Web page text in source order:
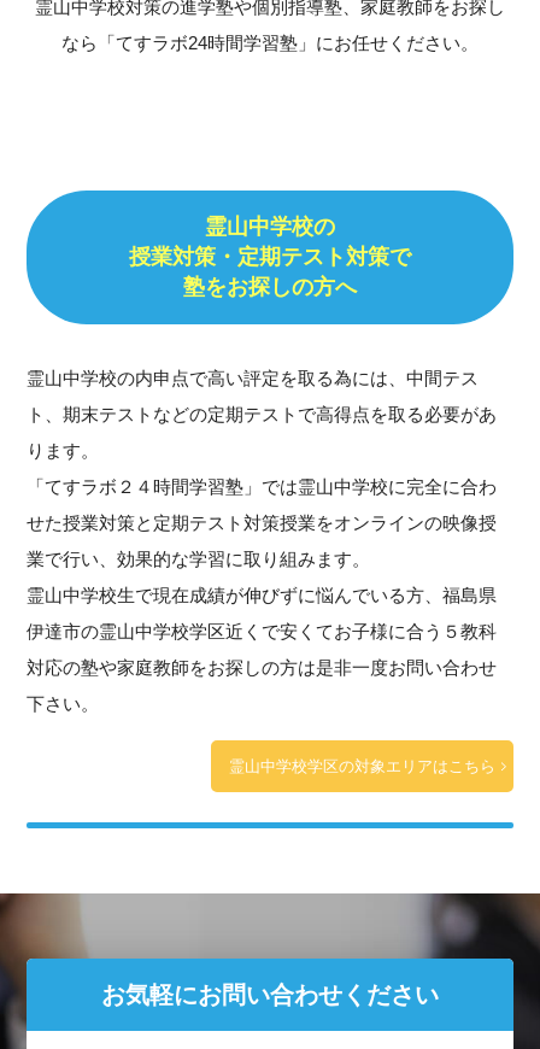
霊山中学校対策の進学塾や個別指導塾、家庭教師をお探し
なら「てすラボ24時間学習塾」にお任せください。
霊山中学校の
授業対策・定期テスト対策で
塾をお探しの方へ
霊山中学校の内申点で高い評定を取る為には、中間テス
ト、期末テストなどの定期テストで高得点を取る必要があ
ります。
「てすラボ２４時間学習塾」では霊山中学校に完全に合わ
せた授業対策と定期テスト対策授業をオンラインの映像授
業で行い、効果的な学習に取り組みます。
霊山中学校生で現在成績が伸びずに悩んでいる方、福島県
伊達市の霊山中学校学区近くで安くてお子様に合う５教科
対応の塾や家庭教師をお探しの方は是非一度お問い合わせ
下さい。
霊山中学校学区の対象エリアはこちら
お気軽にお問い合わせください